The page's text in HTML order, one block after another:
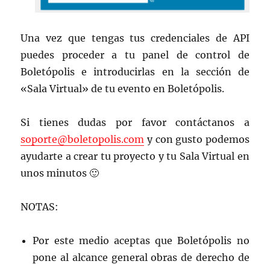
Una vez que tengas tus credenciales de API
puedes proceder a tu panel de control de
Boletópolis e introducirlas en la sección de
«Sala Virtual» de tu evento en Boletópolis.
Si tienes dudas por favor contáctanos a
soporte@boletopolis.com y con gusto podemos
ayudarte a crear tu proyecto y tu Sala Virtual en
unos minutos 🙂
NOTAS:
Por este medio aceptas que Boletópolis no
pone al alcance general obras de derecho de